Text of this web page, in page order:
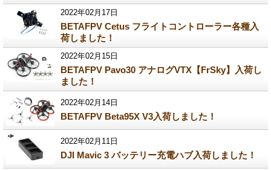
2022年02月17日
BETAFPV Cetus フライトコントローラー各種入
荷しました！
2022年02月15日
BETAFPV Pavo30 アナログVTX【FrSky】入荷し
ました！
2022年02月14日
BETAFPV Beta95X V3入荷しました！
2022年02月11日
DJI Mavic 3 バッテリー充電ハブ入荷しました！